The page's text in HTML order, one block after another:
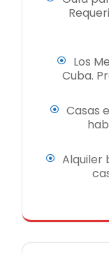
Los
Cuba.
Casas
Alquiler